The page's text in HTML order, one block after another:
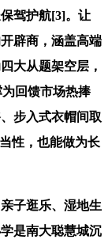
驾护航[3]。让
辟商，涵盖高端
大从题架空层，
回馈市场热捧
步入式衣帽间取
性，也能做为长
子逛乐、湿地生
是南大聪慧城沉